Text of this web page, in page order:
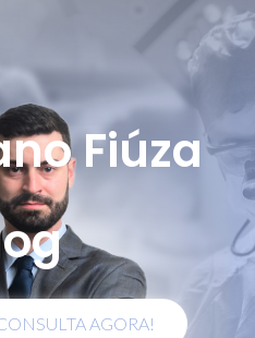
Fiúza
AGORA!